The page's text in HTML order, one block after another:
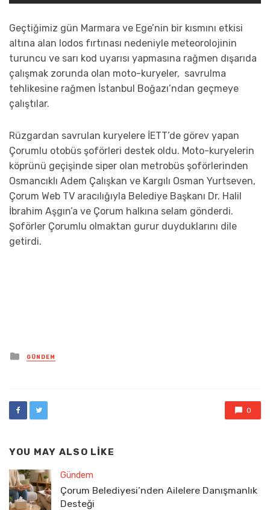
Geçtiğimiz gün Marmara ve Ege’nin bir kısmını etkisi
altına alan lodos fırtınası nedeniyle meteorolojinin
turuncu ve sarı kod uyarısı yapmasına rağmen dışarıda
çalışmak zorunda olan moto-kuryeler, savrulma
tehlikesine rağmen İstanbul Boğazı’ndan geçmeye
çalıştılar.
Rüzgardan savrulan kuryelere İETT’de görev yapan
Çorumlu otobüs şoförleri destek oldu. Moto-kuryelerin
köprünü geçişinde siper olan metrobüs şoförlerinden
Osmancıklı Adem Çalışkan ve Kargılı Osman Yurtseven,
Çorum Web TV aracılığıyla Belediye Başkanı Dr. Halil
İbrahim Aşgın’a ve Çorum halkına selam gönderdi.
Şoförler Çorumlu olmaktan gurur duyduklarını dile
getirdi.
Posted
in
GÜNDEM
0
YOU MAY ALSO LIKE
Gündem
Çorum Belediyesi’nden Ailelere Danışmanlık
Desteği